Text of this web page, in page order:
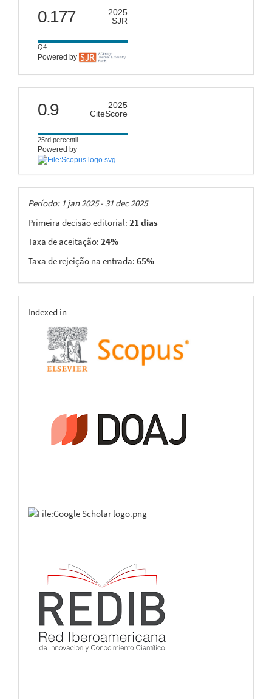
scimago
0.177
2025
SJR
Q4
Powered by
citescore
0.9
2025
CiteScore
25rd percentil
Powered by
Taxas
Período: 1 jan 2025 - 31 dec 2025
Primeira decisão editorial: 21 dias
Taxa de aceitação: 24%
Taxa de rejeição na entrada: 65%
indexing
Indexed in